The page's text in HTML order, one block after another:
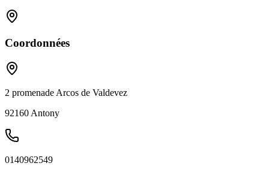
Coordonnées
2 promenade Arcos de Valdevez
92160 Antony
0140962549